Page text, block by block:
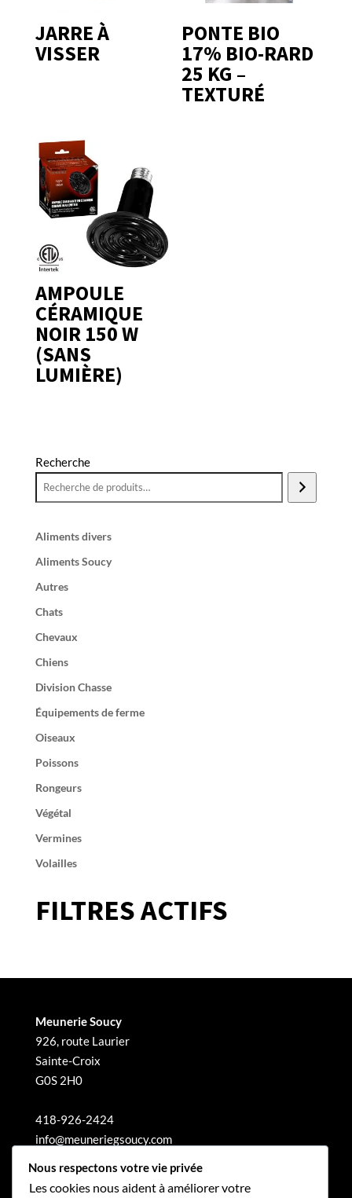
JARRE À
VISSER
PONTE BIO
17% BIO-RARD
25 KG –
TEXTURÉ
AMPOULE
CÉRAMIQUE
NOIR 150 W
(SANS
LUMIÈRE)
Recherche
Aliments divers
Aliments Soucy
Autres
Chats
Chevaux
Chiens
Division Chasse
Équipements de ferme
Oiseaux
Poissons
Rongeurs
Végétal
Vermines
Volailles
FILTRES ACTIFS
Meunerie Soucy
926, route Laurier
Sainte-Croix
G0S 2H0
418-926-2424
info@meuneriegsoucy.com
Nous respectons votre vie privée
Les cookies nous aident à améliorer votre